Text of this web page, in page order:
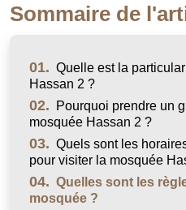
Sommaire de
01. Quelle est la
Hassan 2 ?
02.
Pourquoi prendre un
mosquée Hassan 2 ?
03. Quels sont les
pour visiter la mosquée
04. Quelles sont les
mosquée ?